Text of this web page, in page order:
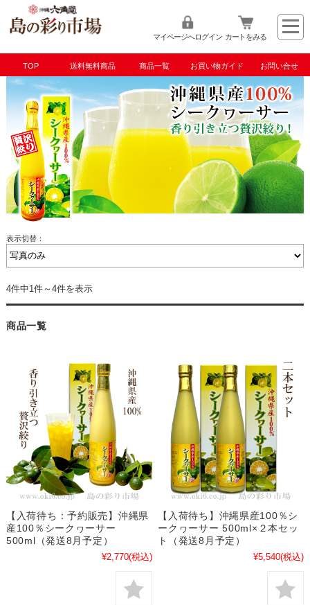
マイページへログイン カートをみる
TOP 送料無料商品 商品一覧 お買い物ガイド お問い合せ
泡盛・ハブ酒・飲料 シークヮーサー
表示切替：
4件中1件～4件を表示
商品一覧
【入荷待ち：予約販売】沖縄県
産100％シークヮーサー
500ml（発送8月予定）
¥2,770(税込)
【入荷待ち】沖縄県産100％シ
ークヮーサー 500ml×２本セッ
ト（発送8月予定）
¥5,540(税込)